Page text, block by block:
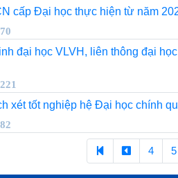
cấp Đại học thực hiện từ năm
đại học VLVH, liên thông đại
xét tốt nghiệp hệ Đại học chính
4 5